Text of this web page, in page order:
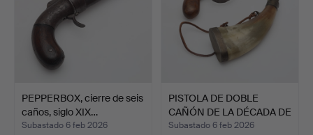
PEPPERBOX, cierre de seis
caños, siglo XIX…
Subastado 6 feb 2026
PISTOLA DE DOBLE
CAÑÓN DE LA DÉCADA DE
LOS…
Subastado 6 feb 2026